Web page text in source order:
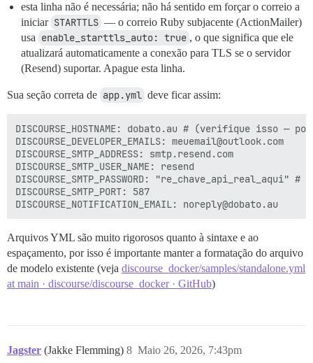
esta linha não é necessária; não há sentido em forçar o correio a
iniciar STARTTLS — o correio Ruby subjacente (ActionMailer)
usa enable_starttls_auto: true , o que significa que ele
atualizará automaticamente a conexão para TLS se o servidor
(Resend) suportar. Apague esta linha.
Sua seção correta de app.yml deve ficar assim:
DISCOURSE_HOSTNAME: dobato.au # (verifique isso —
DISCOURSE_DEVELOPER_EMAILS: meuemail@outlook.com
DISCOURSE_SMTP_ADDRESS: smtp.resend.com
DISCOURSE_SMTP_USER_NAME: resend
DISCOURSE_SMTP_PASSWORD:
DISCOURSE_SMTP_PORT: 587
Arquivos YML são muito rigorosos quanto à sintaxe e ao
espaçamento, por isso é importante manter a formatação do arquivo
de modelo existente (veja discourse_docker/samples/standalone.yml
at main · discourse/discourse_docker · GitHub)
Jagster (Jakke Flemming) Maio 26, 2026, 7:43pm
8